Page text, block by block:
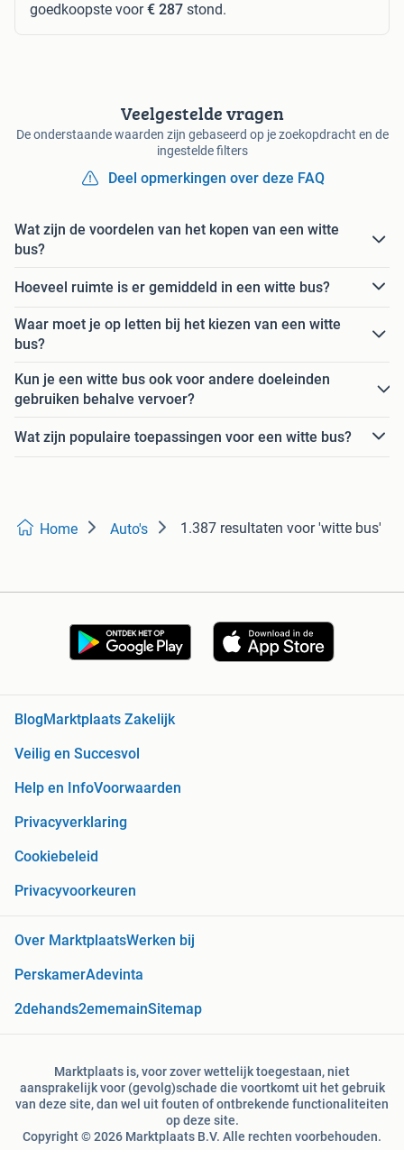
goedkoopste voor€ 287 stond.
Veelgestelde vragen
De onderstaande waarden zijn gebaseerd op je zoekopdracht en de
ingestelde filters
Deel opmerkingen over deze FAQ
Wat zijn de voordelen van het kopen van een witte
bus?
Hoeveel ruimte is er gemiddeld in een witte bus?
Waar moet je op letten bij het kiezen van een witte
bus?
Kun je een witte bus ook voor andere doeleinden
gebruiken behalve vervoer?
Wat zijn populaire toepassingen voor een witte bus?
Home Auto's 1.387 resultaten voor 'witte bus'
Blog Marktplaats Zakelijk
Veilig en Succesvol
Help en InfoVoorwaarden
Privacyverklaring
Cookiebeleid
Privacyvoorkeuren
Over MarktplaatsWerken bij
PerskamerAdevinta
2dehands2ememainSitemap
Marktplaats is, voor zover wettelijk toegestaan, niet
aansprakelijk voor (gevolg)schade die voortkomt uit het gebruik
van deze site, dan wel uit fouten of ontbrekende functionaliteiten
op deze site.
Copyright © 2026 Marktplaats B.V. Alle rechten voorbehouden.